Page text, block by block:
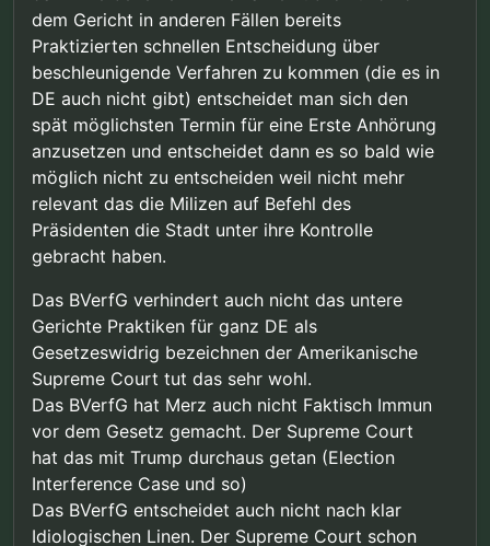
dem Gericht in anderen Fällen bereits
Praktizierten schnellen Entscheidung über
beschleunigende Verfahren zu kommen (die es in
DE auch nicht gibt) entscheidet man sich den
spät möglichsten Termin für eine Erste Anhörung
anzusetzen und entscheidet dann es so bald wie
möglich nicht zu entscheiden weil nicht mehr
relevant das die Milizen auf Befehl des
Präsidenten die Stadt unter ihre Kontrolle
gebracht haben.
Das BVerfG verhindert auch nicht das untere
Gerichte Praktiken für ganz DE als
Gesetzeswidrig bezeichnen der Amerikanische
Supreme Court tut das sehr wohl.
Das BVerfG hat Merz auch nicht Faktisch Immun
vor dem Gesetz gemacht. Der Supreme Court
hat das mit Trump durchaus getan (Election
Interference Case und so)
Das BVerfG entscheidet auch nicht nach klar
Idiologischen Linen. Der Supreme Court schon